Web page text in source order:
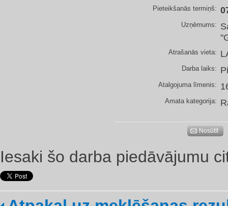
Pieteikšanās termiņš:
Uzņēmums:
Atrašanās vieta:
Darba laiks:
Atalgojuma līmenis:
Amata kategorija:
Nosūtīt
Iesaki šo darba piedāvājumu